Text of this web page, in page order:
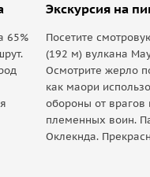
65%
Экскурсия на
Посетите
(192 м) вулкана
Осмотрите жерло
как маори
обороны от
племенных воин.
Оклекнда.